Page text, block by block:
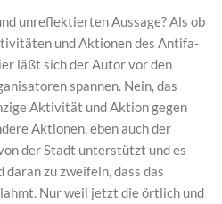
unreflektierten Aussage? Als ob
und Aktionen des Antifa-
läßt sich der Autor vor den
spannen. Nein, das
Aktivität und Aktion gegen
Aktionen, eben auch der
der Stadt unterstützt und es
zu zweifeln, dass das
Nur weil jetzt die örtlich und